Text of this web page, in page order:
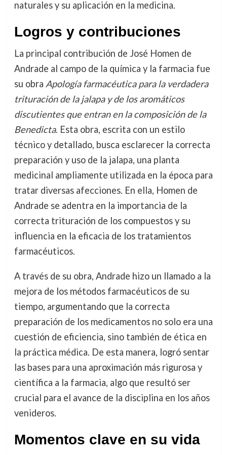
naturales y su aplicación en la medicina.
Logros y contribuciones
La principal contribución de José Homen de
Andrade al campo de la química y la farmacia fue
su obra Apología farmacéutica para la verdadera
trituración de la jalapa y de los aromáticos
discutientes que entran en la composición de la
Benedicta. Esta obra, escrita con un estilo
técnico y detallado, busca esclarecer la correcta
preparación y uso de la jalapa, una planta
medicinal ampliamente utilizada en la época para
tratar diversas afecciones. En ella, Homen de
Andrade se adentra en la importancia de la
correcta trituración de los compuestos y su
influencia en la eficacia de los tratamientos
farmacéuticos.
A través de su obra, Andrade hizo un llamado a la
mejora de los métodos farmacéuticos de su
tiempo, argumentando que la correcta
preparación de los medicamentos no solo era una
cuestión de eficiencia, sino también de ética en
la práctica médica. De esta manera, logró sentar
las bases para una aproximación más rigurosa y
científica a la farmacia, algo que resultó ser
crucial para el avance de la disciplina en los años
venideros.
Momentos clave en su vida